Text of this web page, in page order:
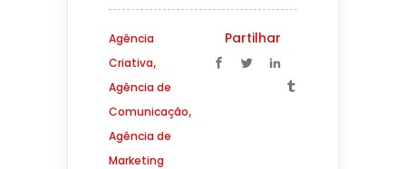
Agência
Criativa,
Agência de
Comunicação,
Agência de
Marketing
Partilhar